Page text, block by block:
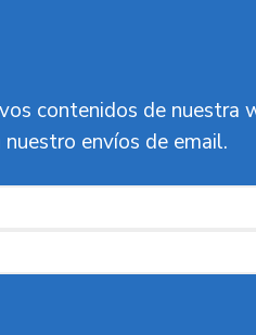
contenidos de nuestra
envíos de email.